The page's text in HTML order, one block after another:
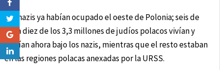
Los nazis ya habían ocupado el oeste de Polonia; seis de
cada diez de los 3,3 millones de judíos polacos vivían y
morían ahora bajo los nazis, mientras que el resto estaban
en las regiones polacas anexadas por la URSS.